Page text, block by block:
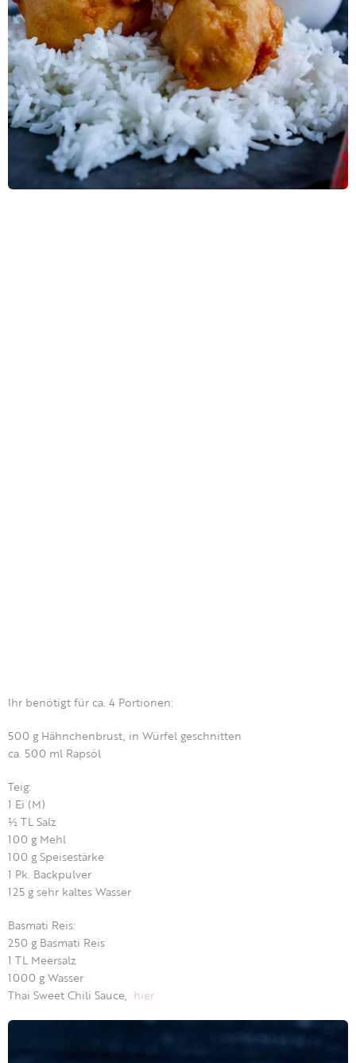
Ihr benötigt für ca. 4 Portionen:
500 g Hähnchenbrust, in Würfel geschnitten
ca. 500 ml Rapsöl
Teig:
1 Ei (M)
½ TL Salz
100 g Mehl
100 g Speisestärke
1 Pk. Backpulver
125 g sehr kaltes Wasser
Basmati Reis:
250 g Basmati Reis
1 TL Meersalz
1000 g Wasser
Thai Sweet Chili Sauce, hier